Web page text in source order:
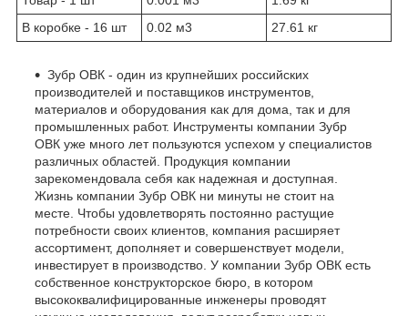
В коробке - 16 шт
0.02 м3 27.61 кг
Зубр ОВК - один из крупнейших российских
производителей и поставщиков инструментов,
материалов и оборудования как для дома, так и для
промышленных работ. Инструменты компании Зубр
ОВК уже много лет пользуются успехом у специалистов
различных областей. Продукция компании
зарекомендовала себя как надежная и доступная.
Жизнь компании Зубр ОВК ни минуты не стоит на
месте. Чтобы удовлетворять постоянно растущие
потребности своих клиентов, компания расширяет
ассортимент, дополняет и совершенствует модели,
инвестирует в производство. У компании Зубр ОВК есть
собственное конструкторское бюро, в котором
высококвалифицированные инженеры проводят